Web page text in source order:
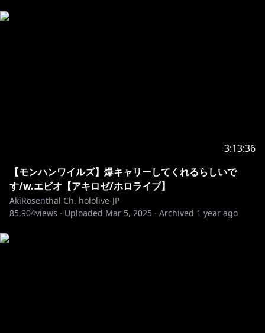
https://twitter.com/akirosenthal
二次創作、切り抜き動画大歓迎♪
3:13:36
【モンハンワイルズ】爆キャリーしてくれるらしいで
す/w.エビオ【アキロゼ/ホロライブ】
AkiRosenthal Ch. hololive-JP
85,904views · Uploaded Mar 5, 2025 · Archived 1 year ago